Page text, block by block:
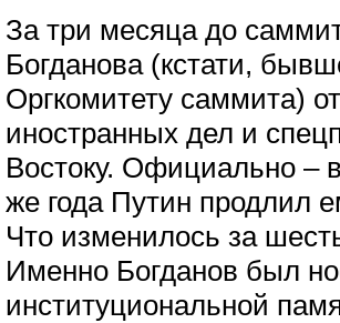
За три месяца до
Богданова (кстати,
Оргкомитету саммита)
иностранных дел и
Востоку. Официально –
же года Путин продлил
Что изменилось за
Именно Богданов был
институциональной